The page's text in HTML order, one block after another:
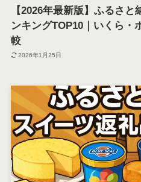
【2026年最新版】ふるさ
ンキングTOP10｜いくら・
較
2026年1月25日